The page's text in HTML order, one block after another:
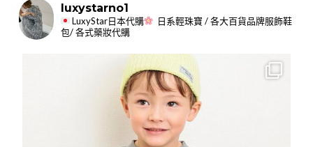
luxystarno1
LuxyStar日本代購
日系輕珠寶 / 各大百貨品牌服飾鞋
包/ 各式藥妝代購